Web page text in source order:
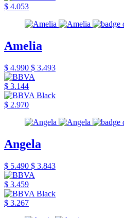
$ 4.053
Amelia
$ 4.990 $ 3.493
$ 3.144
$ 2.970
Angela
$ 5.490 $ 3.843
$ 3.459
$ 3.267